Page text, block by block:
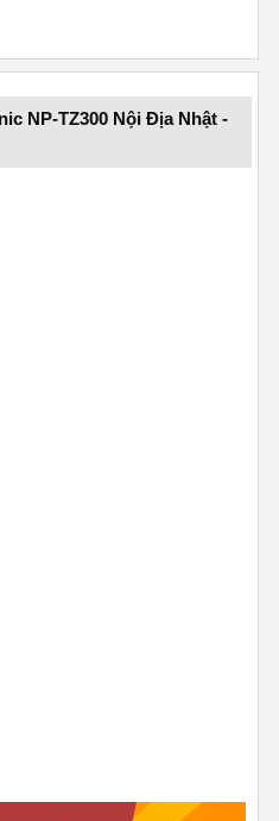
NP-TZ300 Nội Địa Nhật -